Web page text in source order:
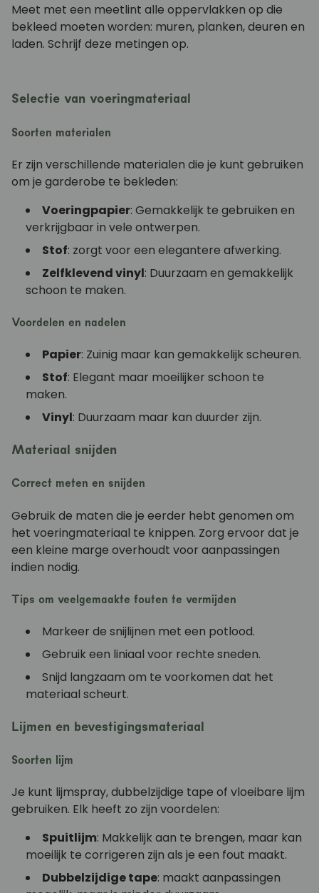
Meet met een meetlint alle oppervlakken op die
bekleed moeten worden: muren, planken, deuren en
laden. Schrijf deze metingen op.
Selectie van voeringmateriaal
Soorten materialen
Er zijn verschillende materialen die je kunt gebruiken
om je garderobe te bekleden:
Voeringpapier: Gemakkelijk te gebruiken en
verkrijgbaar in vele ontwerpen.
Stof: zorgt voor een elegantere afwerking.
Zelfklevend vinyl: Duurzaam en gemakkelijk
schoon te maken.
Voordelen en nadelen
Papier: Zuinig maar kan gemakkelijk scheuren.
Stof: Elegant maar moeilijker schoon te
maken.
Vinyl: Duurzaam maar kan duurder zijn.
Materiaal snijden
Correct meten en snijden
Gebruik de maten die je eerder hebt genomen om
het voeringmateriaal te knippen. Zorg ervoor dat je
een kleine marge overhoudt voor aanpassingen
indien nodig.
Tips om veelgemaakte fouten te vermijden
Markeer de snijlijnen met een potlood.
Gebruik een liniaal voor rechte sneden.
Snijd langzaam om te voorkomen dat het
materiaal scheurt.
Lijmen en bevestigingsmateriaal
Soorten lijm
Je kunt lijmspray, dubbelzijdige tape of vloeibare lijm
gebruiken. Elk heeft zo zijn voordelen:
Spuitlijm: Makkelijk aan te brengen, maar kan
moeilijk te corrigeren zijn als je een fout maakt.
Dubbelzijdige tape: maakt aanpassingen